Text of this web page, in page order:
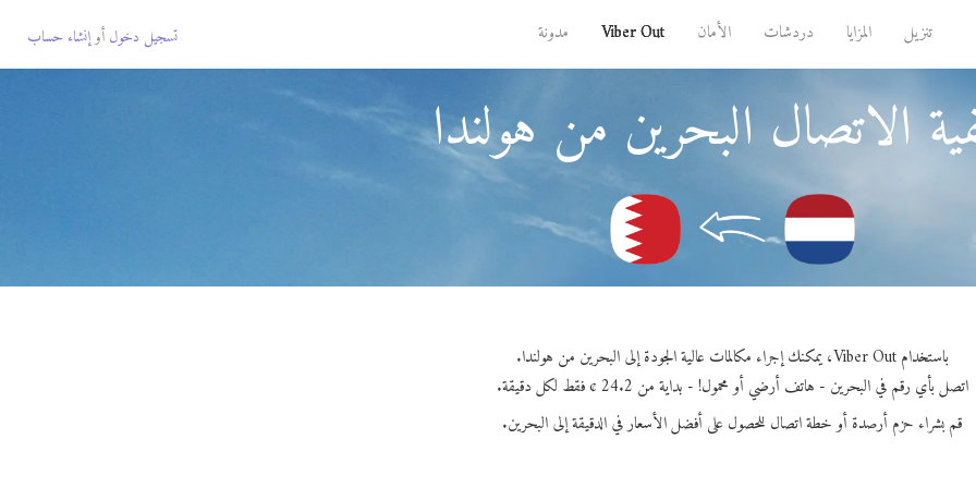
تنزيل المزايا دردشات الأمان Viber Out مدونة تسجيل دخول أوإنشاء حساب
الاتصال البحرين من هولندا
باستخدام Viber Out، يمكنك إجراء مكالمات عالية الجودة إلى البحرين من هولندا.
اتصل بأي رقم في البحرين - هاتف أرضي أو محمول! - بداية من 24.2 ¢ فقط لكل دقيقة.
قم بشراء حزم أرصدة أو خطة اتصال للحصول على أفضل الأسعار في الدقيقة إلى البحرين.